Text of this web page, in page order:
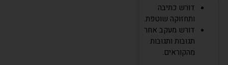
דורש כתיבה
ותחזוקה שוטפת.
דורש מעקב אחר
תגובות ותגובות
מהקוראים.